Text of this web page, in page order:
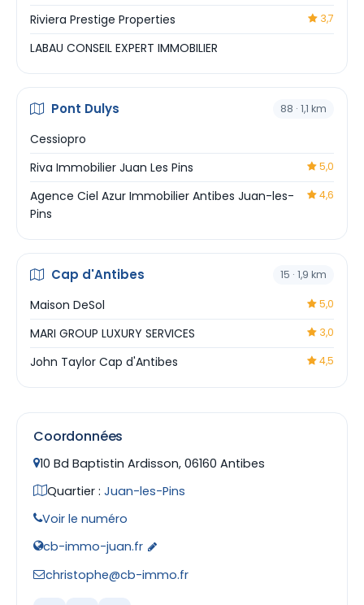
Riviera Prestige Properties
3,7
LABAU CONSEIL EXPERT IMMOBILIER
Pont Dulys 88 · 1,1 km
Cessiopro
Riva Immobilier Juan Les Pins
5,0
Agence Ciel Azur Immobilier Antibes Juan-les-
Pins
4,6
Cap d'Antibes 15 · 1,9 km
Maison DeSol 5,0
MARI GROUP LUXURY SERVICES 3,0
John Taylor Cap d'Antibes 4,5
Coordonnées
10 Bd Baptistin Ardisson, 06160 Antibes
Quartier : Juan-les-Pins
Voir le numéro
cb-immo-juan.fr
christophe@cb-immo.fr